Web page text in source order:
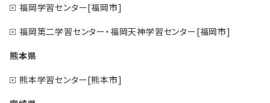
福岡学習センター[福岡市]
福岡第二学習センター・福岡天神学習センター[福岡市]
熊本県
熊本学習センター[熊本市]